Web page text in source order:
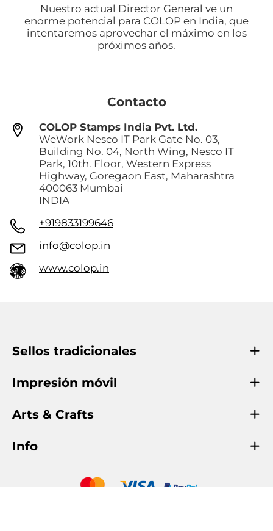
Nuestro actual Director General ve un
enorme potencial para COLOP en India, que
intentaremos aprovechar el máximo en los
próximos años.
Contacto
COLOP Stamps India Pvt. Ltd.
WeWork Nesco IT Park Gate No. 03,
Building No. 04, North Wing, Nesco IT
Park, 10th. Floor, Western Express
Highway, Goregaon East, Maharashtra
400063 Mumbai
INDIA
+919833199646
info@colop.in
www.colop.in
Sellos tradicionales
Impresión móvil
Arts & Crafts
Info